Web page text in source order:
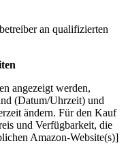
an qualifizierten
angezeigt werden,
(Datum/Uhrzeit) und
ändern. Für den Kauf
und Verfügbarkeit, die
Amazon-Website(s)]